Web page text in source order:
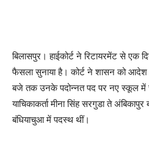
बिलासपुर। हाईकोर्ट ने रिटायरमेंट से एक
फैसला सुनाया है। कोर्ट ने शासन को
बजे तक उनके पदोन्नत पद पर नए स्कूल में
याचिकाकर्ता मीना सिंह सरगुडा ते अंबिकापुर
बंधियाचुआ में पदस्थ थीं।